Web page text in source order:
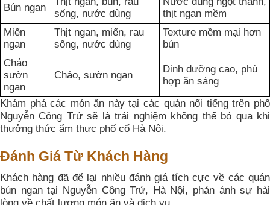
Bún ngan
sống, nước dùng
thịt ngan mềm
Miến
ngan
Thịt ngan, miến, rau
sống, nước dùng
Texture mềm mại hơn
bún
Cháo
sườn
ngan
Cháo, sườn ngan
Dinh dưỡng cao, phù
hợp ăn sáng
Khám phá các món ăn này tại các quán nổi tiếng trên phố
Nguyễn Công Trứ sẽ là trải nghiệm không thể bỏ qua khi
thưởng thức ẩm thực phố cổ Hà Nội.
Đánh Giá Từ Khách Hàng
Khách hàng đã để lại nhiều đánh giá tích cực về các quán
bún ngan tại Nguyễn Công Trứ, Hà Nội, phản ánh sự hài
lòng về chất lượng món ăn và dịch vụ.